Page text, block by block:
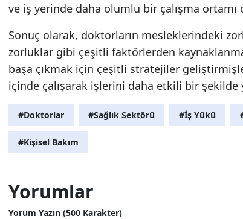
ve iş yerinde daha olumlu bir çalışma ortamı
Sonuç olarak, doktorların mesleklerindeki
zorluklar gibi çeşitli faktörlerden
başa çıkmak için çeşitli stratejiler
içinde çalışarak işlerini daha etkili bir şekilde
#Doktorlar #Sağlık Sektörü #İş Yükü
#Kişisel Bakım
Yorumlar
Yorum Yazın (500 Karakter)